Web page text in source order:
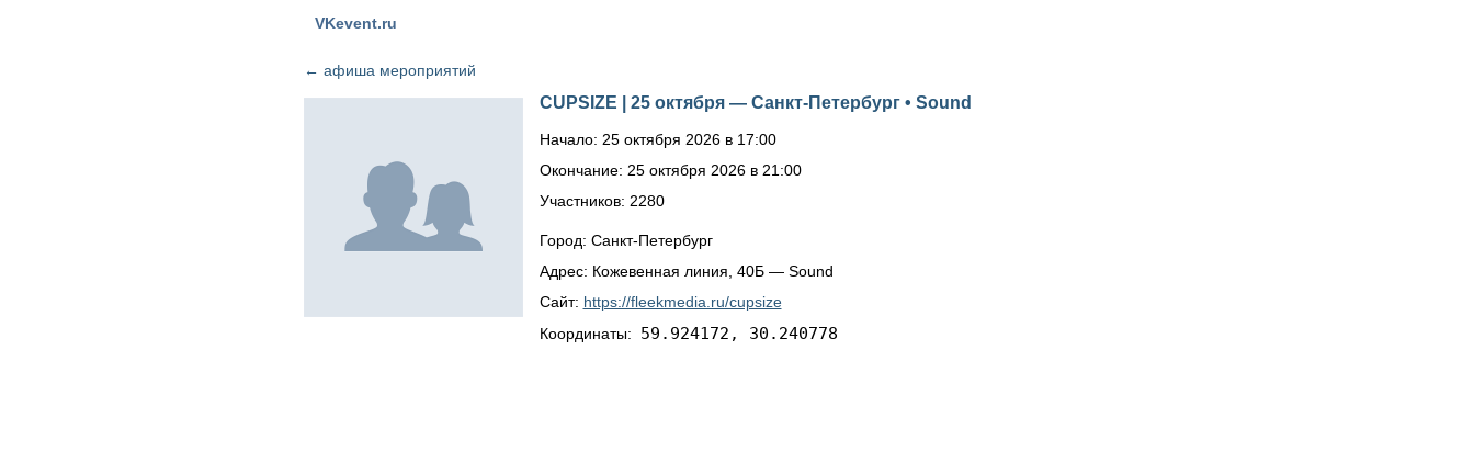
VKevent.ru
← афиша мероприятий
CUPSIZE | 25 октября — Санкт-Петербург • Sound
Начало: 25 октября 2026 в 17:00
Окончание: 25 октября 2026 в 21:00
Участников: 2280
Город: Санкт-Петербург
Адрес: Кожевенная линия, 40Б — Sound
Сайт: https://fleekmedia.ru/cupsize
Координаты: 59.924172, 30.240778